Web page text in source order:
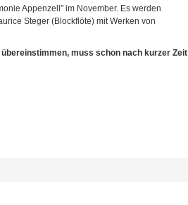
Appenzell" im November. Es werden
Steger (Blockflöte) mit Werken von
muss schon nach kurzer Zeit